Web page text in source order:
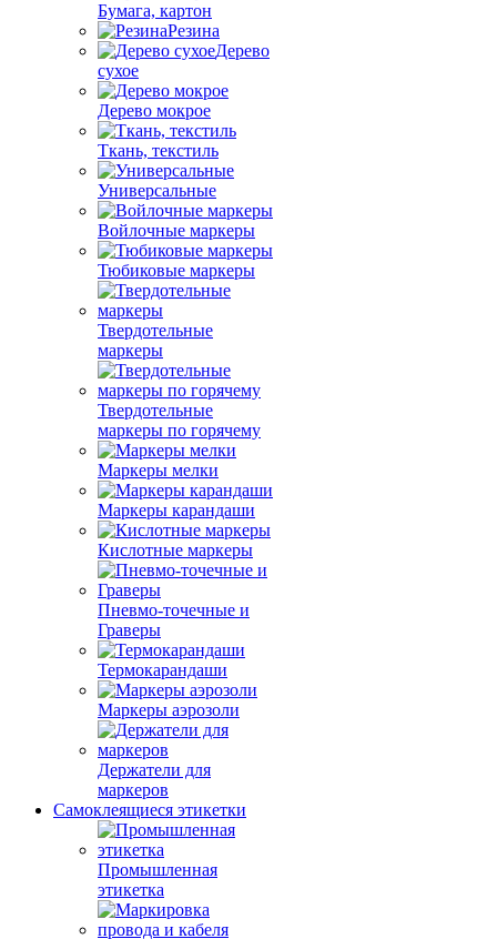
Бумага, картон
Резина
Дерево
сухое
Дерево мокрое
Ткань, текстиль
Универсальные
Войлочные маркеры
Тюбиковые маркеры
Твердотельные
маркеры
Твердотельные
маркеры по горячему
Маркеры мелки
Маркеры карандаши
Кислотные маркеры
Пневмо-точечные и
Граверы
Термокарандаши
Маркеры аэрозоли
Держатели для
маркеров
Самоклеящиеся этикетки
Промышленная
этикетка